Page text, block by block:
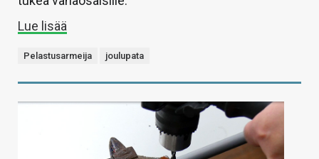
Lue lisää
Pelastusarmeija joulupata